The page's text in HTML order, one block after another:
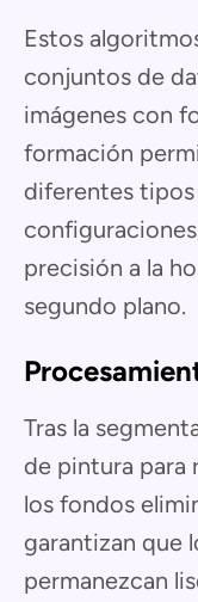
Estos
conjuntos de
imágenes con
formación
diferentes
precisión a la
segundo plano.
Tras la
de pintura para
los fondos
garantizan que
permanezcan